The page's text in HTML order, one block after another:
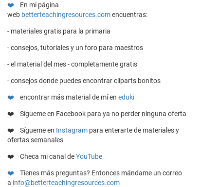
❤️
En mi página
web betterteachingresources.comencuentras:
- materiales gratis para la primaria
- consejos, tutoriales y un foro para maestros
- el material del mes - completamente gratis
- consejos donde puedes encontrar cliparts bonitos
❤️ encontrar más material de mí en eduki
❤️ Sígueme en Facebook para ya no perder ninguna oferta
❤️ Sígueme en Instagram para enterarte de materiales y
ofertas semanales
❤️ Checa mi canal deYouTube
❤️ Tienes más preguntas? Entonces mándame un correo
a info@betterteachingresources.com